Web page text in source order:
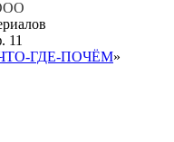
11
ГДЕ-ПОЧЁМ»